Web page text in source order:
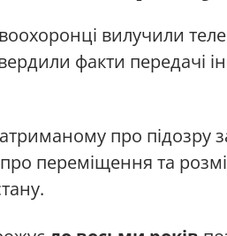
вилучили
факти передачі
про підозру
про переміщення та